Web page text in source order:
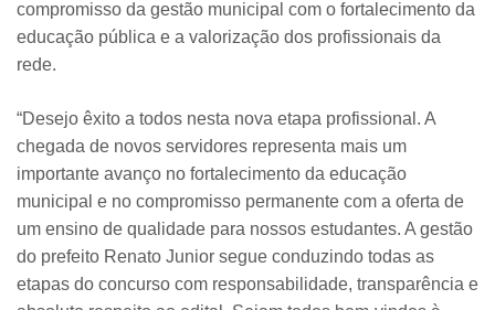
compromisso da gestão municipal com o fortalecimento da
educação pública e a valorização dos profissionais da
rede.
“Desejo êxito a todos nesta nova etapa profissional. A
chegada de novos servidores representa mais um
importante avanço no fortalecimento da educação
municipal e no compromisso permanente com a oferta de
um ensino de qualidade para nossos estudantes. A gestão
do prefeito Renato Junior segue conduzindo todas as
etapas do concurso com responsabilidade, transparência e